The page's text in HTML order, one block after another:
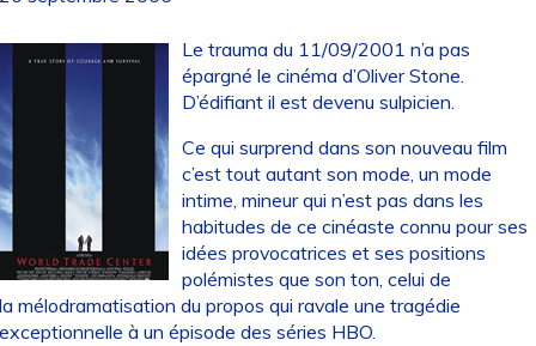
Le trauma du 11/09/2001 n’a pas
épargné le cinéma d’Oliver Stone.
D’édifiant il est devenu sulpicien.
Ce qui surprend dans son nouveau film
c’est tout autant son mode, un mode
intime, mineur qui n’est pas dans les
habitudes de ce cinéaste connu pour ses
idées provocatrices et ses positions
polémistes que son ton, celui de
mélodramatisation du propos qui ravale une tragédie
à un épisode des séries HBO.